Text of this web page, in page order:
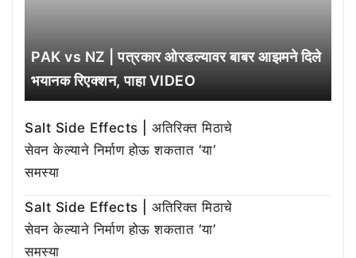
PAK vs NZ | पत्रकार ओरडल्यावर बाबर आझमने दिले
भयानक रिएक्शन, पाहा VIDEO
Salt Side Effects | अतिरिक्त मिठाचे
सेवन केल्याने निर्माण होऊ शकतात ‘या’
समस्या
Salt Side Effects | अतिरिक्त मिठाचे
सेवन केल्याने निर्माण होऊ शकतात ‘या’
समस्या